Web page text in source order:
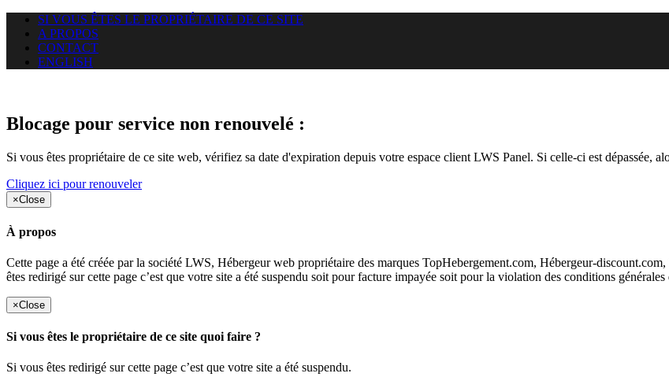
SI VOUS ÊTES LE PROPRIÉTAIRE DE CE SITE
A PROPOS
CONTACT
ENGLISH
Blocage pour service non renouvelé :
Si vous êtes propriétaire de ce site web, vérifiez sa date d'expiration depuis votre espace client LWS Panel. Si celle-ci est dépassée,
Cliquez ici pour renouveler
×Close
À propos
Cette page a été créée par la société LWS, Hébergeur web propriétaire des marques TopHebergement.com, Hébergeur-
êtes redirigé sur cette page c’est que votre site a été suspendu soit pour facture impayée soit pour la violation des conditions générales
×Close
Si vous êtes le propriétaire de ce site quoi faire ?
Si vous êtes redirigé sur cette page c’est que votre site a été suspendu.